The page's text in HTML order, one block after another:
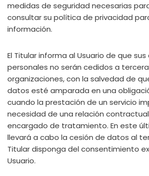
medidas de seguridad necesarias
consultar su política de privacidad
información.
El Titular informa al Usuario de que
personales no serán cedidos a
organizaciones, con la salvedad de
datos esté amparada en una
cuando la prestación de un servicio
necesidad de una relación
encargado de tratamiento. En este
llevará a cabo la cesión de datos al
Titular disponga del consentimiento
Usuario.